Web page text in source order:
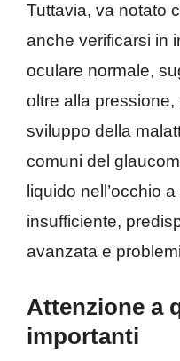
Tuttavia, va notato
anche verificarsi in
oculare normale,
oltre alla
sviluppo della
comuni del
liquido nell’occhio
insufficiente,
avanzata e
Attenzione a
importanti